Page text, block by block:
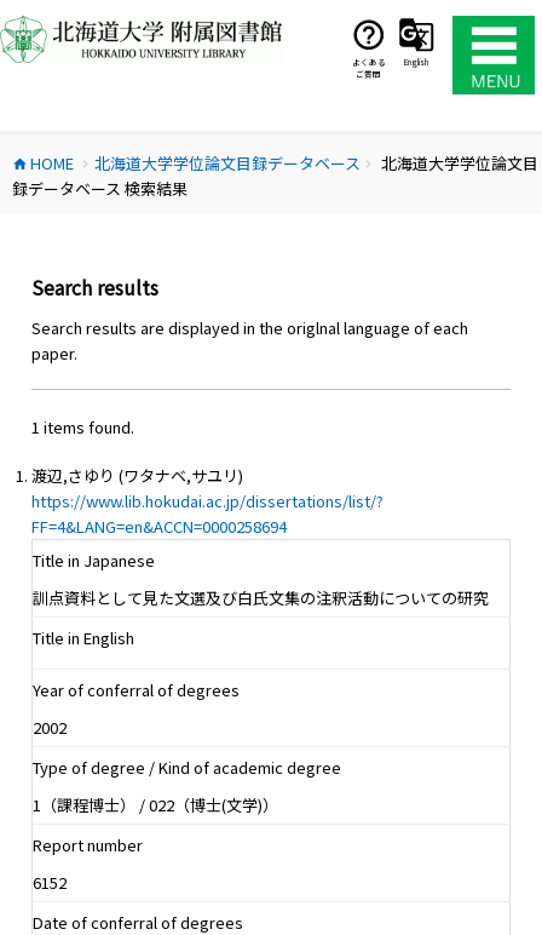
ン
テ
ス
キ
よくある
ご質問
English
home HOME chevron_right 北海道大学学位論文目録データベース chevron_right
北海道大学学位論文目
録データベース 検索結果
Search results
Search results are displayed in the origlnal language of each
paper.
1 items found.
渡辺,さゆり (ワタナベ,サユリ)
https://www.lib.hokudai.ac.jp/dissertations/list/?
FF=4&LANG=en&ACCN=0000258694
Title in Japanese
訓点資料として見た文選及び白氏文集の注釈活動についての研究
Title in English
Year of conferral of degrees
2002
Type of degree / Kind of academic degree
1（課程博士） / 022（博士(文学)）
Report number
6152
Date of conferral of degrees